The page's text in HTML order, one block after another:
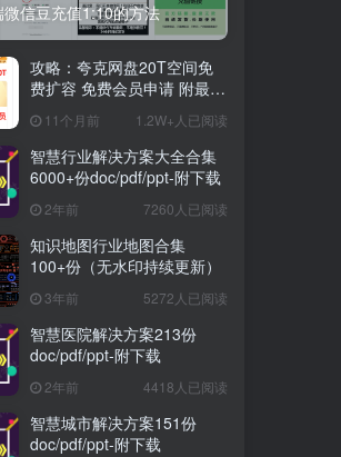
信豆充值1:10的方法
攻略：夸克网盘20T空间免
费扩容 免费会员申请 附最新
11个月前 1.2W+人已阅读
智慧行业解决方案大全合集
6000+份doc/pdf/ppt-附下载
2年前 7260人已阅读
知识地图行业地图合集
100+份（无水印持续更新）
3年前 5272人已阅读
智慧医院解决方案213份
doc/pdf/ppt-附下载
2年前 4418人已阅读
智慧城市解决方案151份
doc/pdf/ppt-附下载